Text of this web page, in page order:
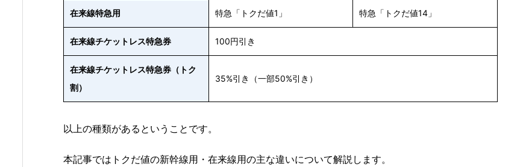
在来線特急用 特急「トクだ値1」 特急「トクだ値14」
在来線チケットレス特急券 100円引き
在来線チケットレス特急券（トク
割）
35%引き（一部50%引き）
以上の種類があるということです。
本記事ではトクだ値の新幹線用・在来線用の主な違いについて解説します。